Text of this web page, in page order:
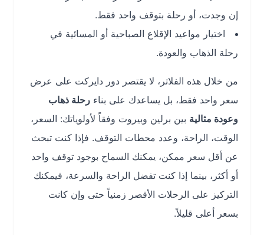
إن وجدت، أو رحلة بتوقف واحد فقط.
اختيار مواعيد الإقلاع الصباحية أو المسائية في
رحلة الذهاب والعودة.
من خلال هذه الفلاتر، لا يقتصر دور دايركت على عرض
سعر واحد فقط، بل يساعدك على بناء رحلة ذهاب
وعودة مثالية بين برلين وبيروت وفقاً لأولوياتك: السعر،
الوقت، الراحة، وعدد محطات التوقف. فإذا كنت تبحث
عن أقل سعر ممكن، يمكنك السماح بوجود توقف واحد
أو أكثر، بينما إذا كنت تفضل الراحة والسرعة، فيمكنك
التركيز على الرحلات الأقصر زمنياً حتى وإن كانت
بسعر أعلى قليلاً.